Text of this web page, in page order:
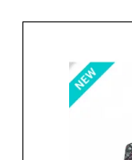
bir yelpaze
Espada,
da profesyonel
iş ortaklığı sağlar. Espada, güvenilirliğiyle de ayrışır. İster
köklü bir
işletme,
sağlama
ile iş birliği
yönetilmesini
da tedarik ve satış
çalışmak,